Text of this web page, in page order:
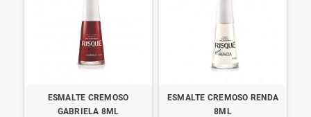
ESMALTE CREMOSO
GABRIELA 8ML
ESMALTE CREMOSO RENDA
8ML